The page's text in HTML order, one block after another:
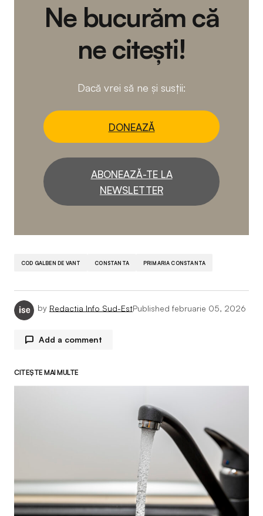
Ne bucurăm că
ne citești!
Dacă vrei să ne și susții:
DONEAZĂ
ABONEAZĂ-TE LA
NEWSLETTER
COD GALBEN DE VANT CONSTANTA PRIMARIA CONSTANTA
by Redactia Info Sud-EstPublished februarie 05, 2026
Add a comment
Your Name*
CITEȘTE MAI MULTE